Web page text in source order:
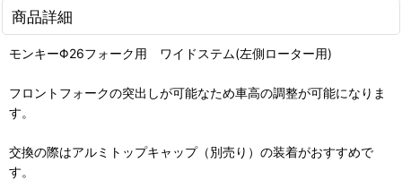
商品詳細
モンキーΦ26フォーク用 ワイドステム(左側ローター用)
フロントフォークの突出しが可能なため車高の調整が可能になりま
す。
交換の際はアルミトップキャップ（別売り）の装着がおすすめで
す。